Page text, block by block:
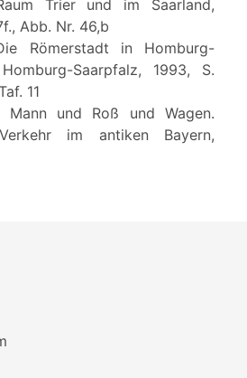
Trier und im Saarland,
Abb. Nr. 46,b
Römerstadt in Homburg-
Saarpfalz, 1993, S.
11
Mann und Roß und Wagen.
im antiken Bayern,